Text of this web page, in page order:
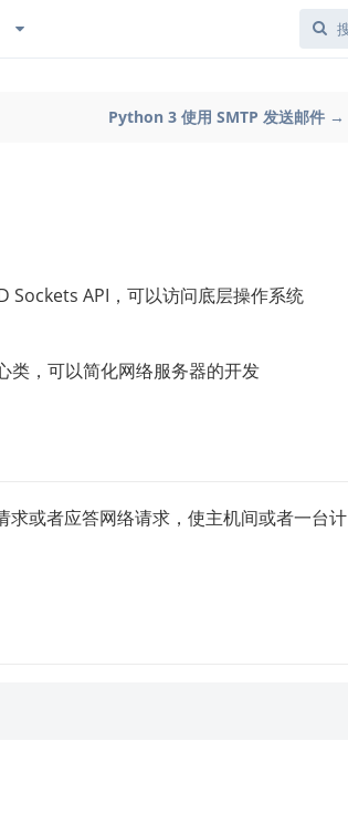
Python 3 使用 SMTP 发送邮件 →
Sockets API，可以访问底层操作系统
类，可以简化网络服务器的开发
或者应答网络请求，使主机间或者一台计